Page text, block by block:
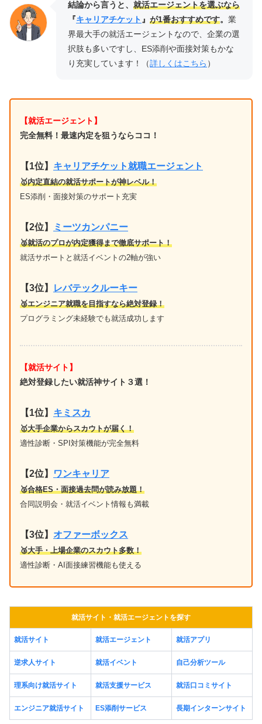
結論から言うと、 就活エージェントを選ぶなら
『キャリアチケット 』 が1番おすすめです。 業
界最大手の就活エージェントなので、企業の選
択肢も多いですし、ES添削や面接対策もかな
り充実しています！（詳しくはこちら ）
【就活エージェント】
完全無料！最速内定を狙うならココ！
【1位】 キャリアチケット就職エージェント
🥇内定直結の就活サポートが神レベル！
ES添削・面接対策のサポート充実
【2位】 ミーツカンパニー
🥈就活のプロが内定獲得まで徹底サポート！
就活サポートと就活イベントの2軸が強い
【3位】 レバテックルーキー
🥉エンジニア就職を目指すなら絶対登録！
プログラミング未経験でも就活成功します
【就活サイト】
絶対登録したい就活神サイト３選！
【1位】 キミスカ
🥇大手企業からスカウトが届く！
適性診断・SPI対策機能が完全無料
【2位】 ワンキャリア
🥈合格ES・面接過去問が読み放題！
合同説明会・就活イベント情報も満載
【3位】 オファーボックス
🥉大手・上場企業のスカウト多数！
適性診断・AI面接練習機能も使える
就活サイト・就活エージェントを探す
就活サイト 就活エージェント 就活アプリ
逆求人サイト 就活イベント 自己分析ツール
理系向け就活サイト 就活支援サービス 就活口コミサイト
エンジニア就活サイト ES添削サービス 長期インターンサイト